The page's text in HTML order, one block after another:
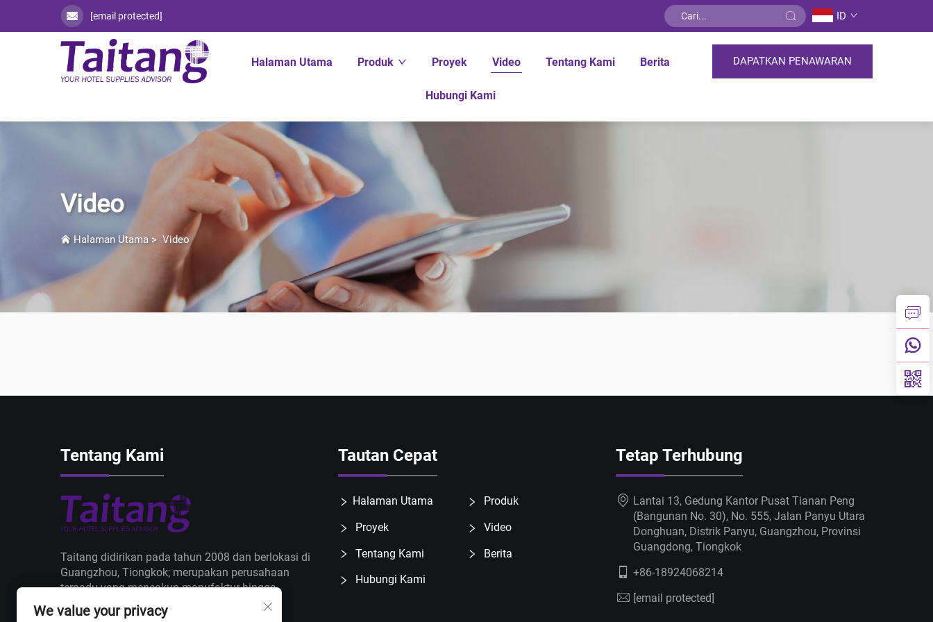
[email protected] ID
Halaman Utama Produk Proyek Video Tentang Kami Berita
Hubungi Kami
DAPATKAN PENAWARAN
Video
Halaman Utama> Video
Tentang Kami
Taitang didirikan pada tahun 2008 dan berlokasi di
Guangzhou, Tiongkok; merupakan perusahaan
terpadu yang mencakup manufaktur hingga
perdagangan, dengan filosofi inti "Produk +
Pengiriman + Layanan".
Tautan Cepat
Halaman Utama
Produk
Proyek
Video
Tentang Kami
Berita
Hubungi Kami
Tetap Terhubung
Lantai 13, Gedung Kantor Pusat Tianan Peng
(Bangunan No. 30), No. 555, Jalan Panyu Utara
Donghuan, Distrik Panyu, Guangzhou, Provinsi
Guangdong, Tiongkok
+86-18924068214
[email protected]
We value your privacy